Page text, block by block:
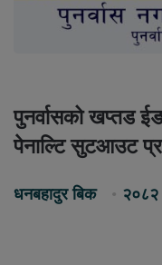
पुनर्वासको खप्तड
पेनाल्टि सुटआउट
धनबहादुर बिक २०८२